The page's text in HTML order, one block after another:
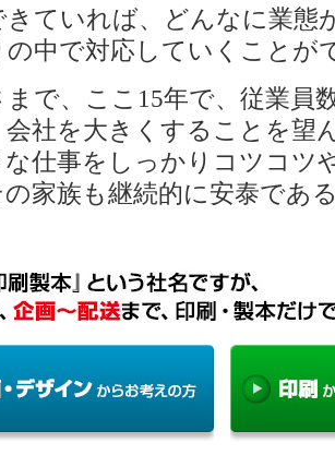
きていれば、どんなに業態
の中で対応していくことが
まで、ここ15年で、従業員
会社を大きくすることを望
な仕事をしっかりコツコツ
家族も継続的に安泰であ